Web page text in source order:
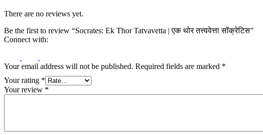
There are no reviews yet.
Be the first to review “Socrates: Ek Thor Tatvavetta | एक थोर तत्त्ववेत्ता सॉक्रेटिस”
Connect with:
Your email address will not be published. Required fields are marked *
Your rating *
Your review *